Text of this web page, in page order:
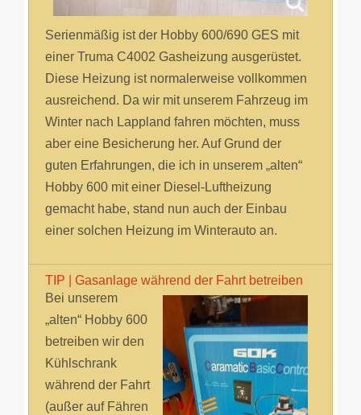
Serienmäßig ist der Hobby 600/690 GES mit
einer Truma C4002 Gasheizung ausgerüstet.
Diese Heizung ist normalerweise vollkommen
ausreichend. Da wir mit unserem Fahrzeug im
Winter nach Lappland fahren möchten, muss
aber eine Besicherung her. Auf Grund der
guten Erfahrungen, die ich in unserem „alten“
Hobby 600 mit einer Diesel-Luftheizung
gemacht habe, stand nun auch der Einbau
einer solchen Heizung im Winterauto an.
TIP | Gasanlage während der Fahrt betreiben
Bei unserem
„alten“ Hobby 600
betreiben wir den
Kühlschrank
während der Fahrt
(außer auf Fähren